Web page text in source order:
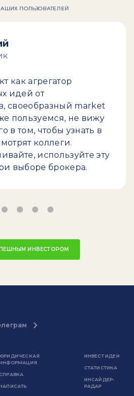
ПОЛЬЗОВАТЕЛЕЙ
как агрегатор
идей от
своеобразный market
пользуемся, не вижу
в том, чтобы узнать в
коллеги.
используйте эту
выборе брокера.
ИНВЕСТОРОМ
ЮРИДИЧЕСКАЯ
ИНФОРМАЦИЯ
СПРАВКА
НАПИСАТЬ
ИНВЕСТ ИДЕИ
СТАТИСТИКА
ИНСАЙДЕР-
РАДАР